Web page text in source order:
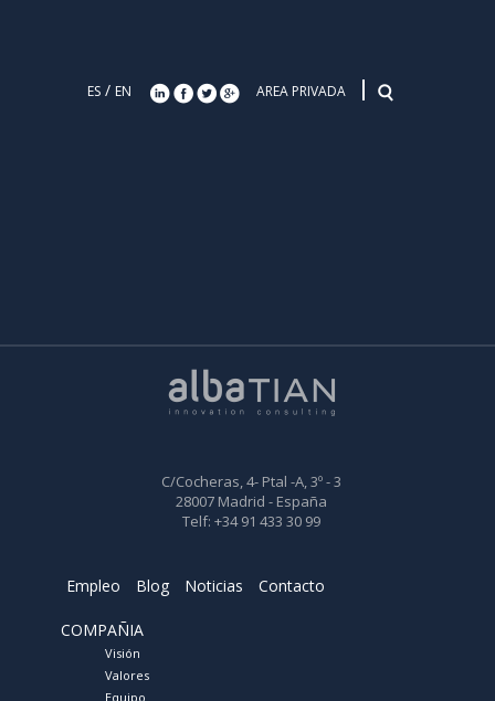
ES / EN AREA PRIVADA
C/Cocheras, 4- Ptal -A, 3º - 3
28007 Madrid - España
Telf: +34 91 433 30 99
Empleo Blog Noticias Contacto
COMPAÑIA
Visión
Valores
Equipo